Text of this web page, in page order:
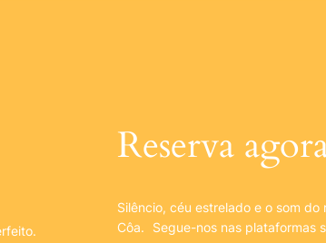
Reserva
Silêncio, céu estrelado e o som
Côa. Segue-nos nas plataformas